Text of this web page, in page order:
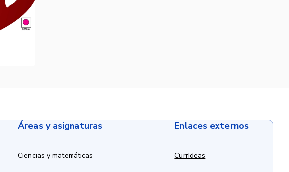
Áreas y asignaturas
Ciencias y matemáticas
Enlaces externos
CurrIdeas